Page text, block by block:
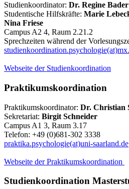
Studienkoordinator: Dr. Regine Bader
Studentische Hilfskräfte: Marie
Nina Friese
Campus A2 4, Raum 2.21.2
Sprechzeiten während der
Webseite der Studienkoordination
Praktikumskoordination
Praktikumskoordinator: Dr. Christian
Sekretariat: Birgit Schneider
Campus A1 3, Raum 3.17
Telefon: +49 (0)681-302 3338
praktika.psychologie(at)uni-saarland.de
Webseite der Praktikumskoordination
Studienkoordination